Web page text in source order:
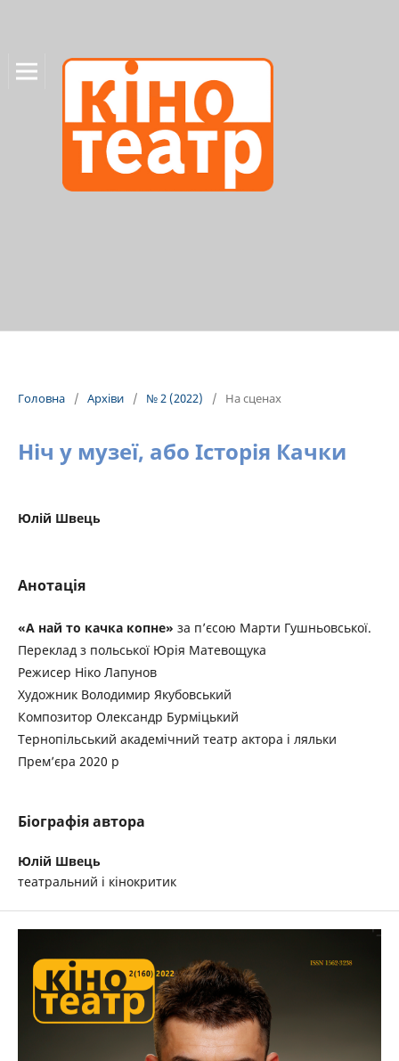
Головна / Архіви / № 2 (2022) / На сценах
Ніч у музеї, або Історія Качки
Юлій Швець
Анотація
«А най то качка копне» за п’єсою Марти Гушньовської.
Переклад з польської Юрiя Матевощука
Режисер Нiко Лапунов
Художник Володимир Якубовський
Композитор Олександр Бурмiцький
Тернопiльський академiчний театр актора i ляльки
Прем’єра 2020 р
Біографія автора
Юлій Швець
театральний і кінокритик